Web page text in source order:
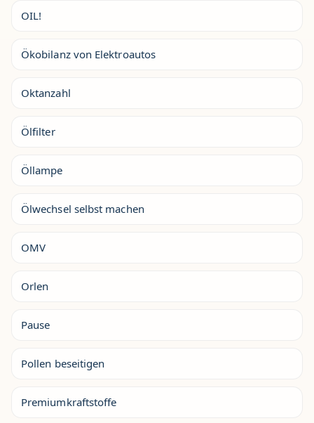
OIL!
Ökobilanz von Elektroautos
Oktanzahl
Ölfilter
Öllampe
Ölwechsel selbst machen
OMV
Orlen
Pause
Pollen beseitigen
Premiumkraftstoffe